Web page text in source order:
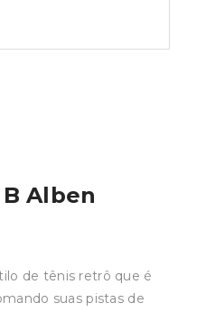
Alben
de tênis retrô que é
suas pistas de